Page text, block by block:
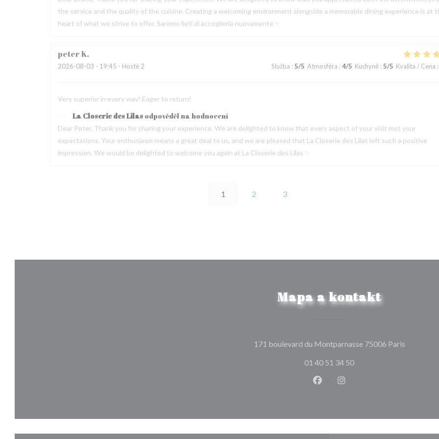
the service and the quality of the cuisine. Creating a welcoming environment alongside a memorable dining experience is at
heart of what we strive to offer. Saremo lieti di accoglierla nuovamente ✨
peterK
2026-08-03 - 19:45 - Hosté 2 Služba : 5/5 Atmosféra : 4/5 Kuchyně: 5/5 Kvalita / Cena :
Very superior in every way! Eager to return!
La Closerie des Lilas odpověděl na hodnocení
Dear Peter, Thank you for sharing your experience. We are delighted to know that every aspect of your visit met your
expectations. Your enthusiasm means a great deal to us, and we are pleased that La Closerie des Lilas left such a positive
impression. We would be delighted to welcome you again at La Closerie des Lilas ✨
1 2 3
Mapa a kontakt
171 boulevard du Montparnasse 75006 Paris((otevře
01 40 51 34 50
Facebook ((otevře se v novém
Instagram ((otevře se v